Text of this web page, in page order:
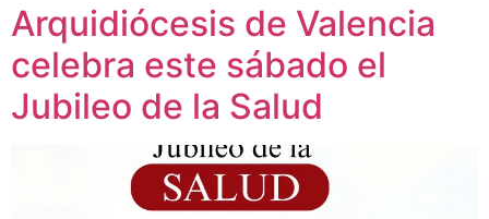
Arquidiócesis de Valencia
celebra este sábado el
Jubileo de la Salud